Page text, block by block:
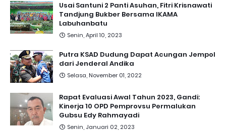
Usai Santuni 2 Panti Asuhan, Fitri Krisnawati
Tandjung Bukber Bersama IKAMA
Labuhanbatu
Senin, April 10, 2023
Putra KSAD Dudung Dapat Acungan Jempol
dari Jenderal Andika
Selasa, November 01, 2022
Rapat Evaluasi Awal Tahun 2023, Gandi:
Kinerja 10 OPD Pemprovsu Permalukan
Gubsu Edy Rahmayadi
Senin, Januari 02, 2023